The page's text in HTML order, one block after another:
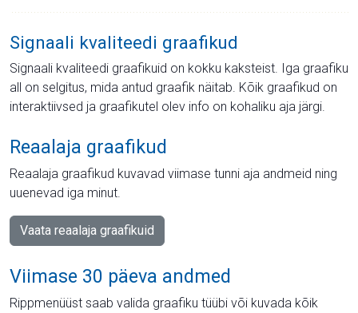
Signaali kvaliteedi graafikud
Signaali kvaliteedi graafikuid on kokku kaksteist. Iga graafiku
all on selgitus, mida antud graafik näitab. Kõik graafikud on
interaktiivsed ja graafikutel olev info on kohaliku aja järgi.
Reaalaja graafikud
Reaalaja graafikud kuvavad viimase tunni aja andmeid ning
uuenevad iga minut.
Vaata reaalaja graafikuid
Viimase 30 päeva andmed
Rippmenüüst saab valida graafiku tüübi või kuvada kõik